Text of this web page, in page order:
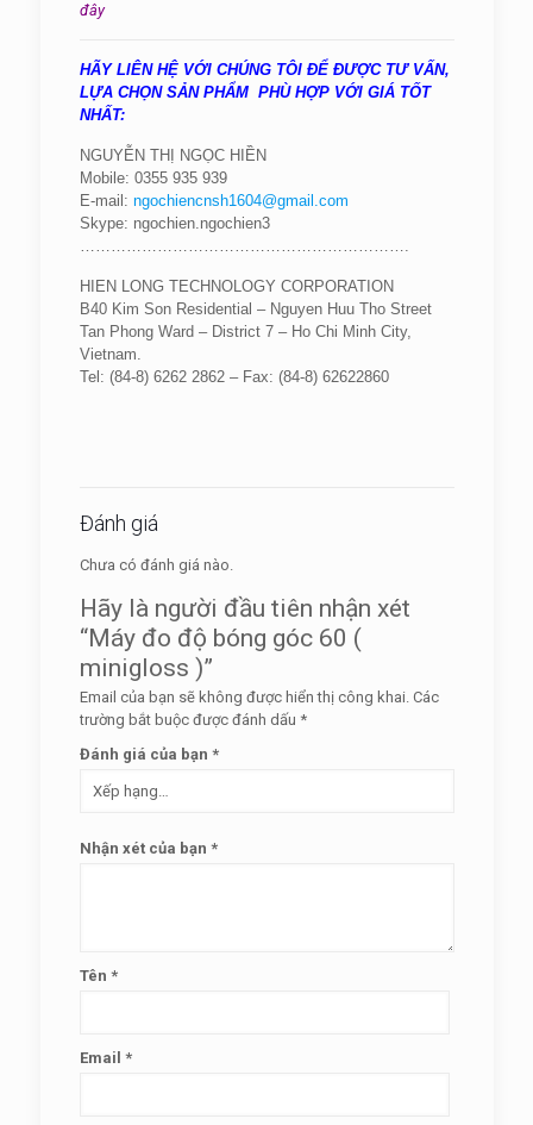
đây
HÃY LIÊN HỆ VỚI CHÚNG TÔI ĐỂ ĐƯỢC TƯ VẤN,
LỰA CHỌN SẢN PHẨM PHÙ HỢP VỚI GIÁ TỐT
NHẤT:
NGUYỄN THỊ NGỌC HIỀN
Mobile: 0355 935 939
E-mail: ngochiencnsh1604@gmail.com
Skype: ngochien.ngochien3
……………………………………………………….
HIEN LONG TECHNOLOGY CORPORATION
B40 Kim Son Residential – Nguyen Huu Tho Street
Tan Phong Ward – District 7 – Ho Chi Minh City,
Vietnam.
Tel: (84-8) 6262 2862 – Fax: (84-8) 62622860
Đánh giá
Chưa có đánh giá nào.
Hãy là người đầu tiên nhận xét
“Máy đo độ bóng góc 60 (
minigloss )”
Email của bạn sẽ không được hiển thị công khai. Các
trường bắt buộc được đánh dấu *
Đánh giá của bạn *
Nhận xét của bạn *
Tên *
Email *